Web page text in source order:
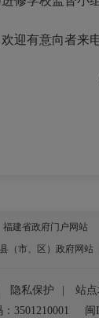
迎有意向者来
福建省政府门户网站
县（市、区）政府网站
隐私保护 站点
3501210001
闽